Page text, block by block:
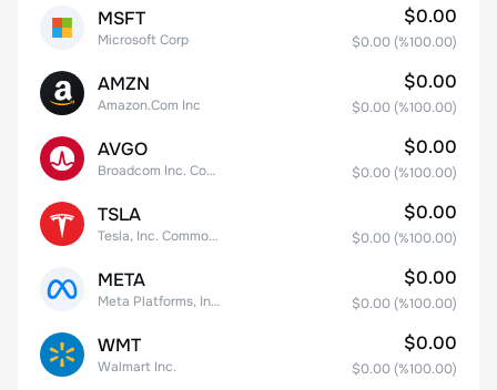
MSFT
Microsoft Corp
$0.00
$0.00 (%100.00)
AMZN
Amazon.Com Inc
$0.00
$0.00 (%100.00)
AVGO
Broadcom Inc. Common Stock
$0.00
$0.00 (%100.00)
TSLA
Tesla, Inc. Common Stock
$0.00
$0.00 (%100.00)
META
Meta Platforms, Inc. Class A Common Stock
$0.00
$0.00 (%100.00)
WMT
Walmart Inc.
$0.00
$0.00 (%100.00)